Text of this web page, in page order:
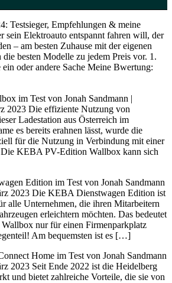
Testsieger, Empfehlungen & meine
sein Elektroauto entspannt fahren will, der
– am besten Zuhause mit der eigenen
besten Modelle zu jedem Preis vor. 1.
oder andere Sache Meine Bwertung:
im Test von Jonah Sandmann |
2023 Die effiziente Nutzung von
Ladestation aus Österreich im
es bereits erahnen lässt, wurde die
für die Nutzung in Verbindung mit einer
Die KEBA PV-Edition Wallbox kann sich
Edition im Test von Jonah Sandmann
2023 Die KEBA Dienstwagen Edition ist
alle Unternehmen, die ihren Mitarbeitern
erleichtern möchten. Das bedeutet
Wallbox nur für einen Firmenparkplatz
Am bequemsten ist es […]
Home im Test von Jonah Sandmann
2023 Seit Ende 2022 ist die Heidelberg
und bietet zahlreiche Vorteile, die sie von